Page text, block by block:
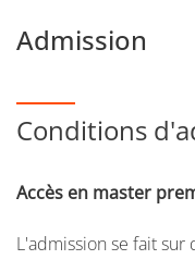
Admission
Conditions
Accès en master
L'admission se fait